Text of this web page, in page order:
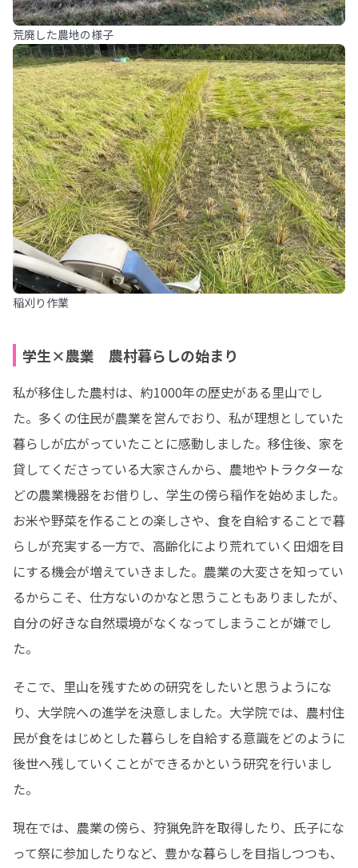
荒廃した農地の様子
稲刈り作業
学生×農業 農村暮らしの始まり
私が移住した農村は、約1000年の歴史がある里山でし
た。多くの住民が農業を営んでおり、私が理想としていた
暮らしが広がっていたことに感動しました。移住後、家を
貸してくださっている大家さんから、農地やトラクターな
どの農業機器をお借りし、学生の傍ら稲作を始めました。
お米や野菜を作ることの楽しさや、食を自給することで暮
らしが充実する一方で、高齢化により荒れていく田畑を目
にする機会が増えていきました。農業の大変さを知ってい
るからこそ、仕方ないのかなと思うこともありましたが、
自分の好きな自然環境がなくなってしまうことが嫌でし
た。
そこで、里山を残すための研究をしたいと思うようにな
り、大学院への進学を決意しました。大学院では、農村住
民が食をはじめとした暮らしを自給する意識をどのように
後世へ残していくことができるかという研究を行いまし
た。
現在では、農業の傍ら、狩猟免許を取得したり、氏子にな
って祭に参加したりなど、豊かな暮らしを目指しつつも、